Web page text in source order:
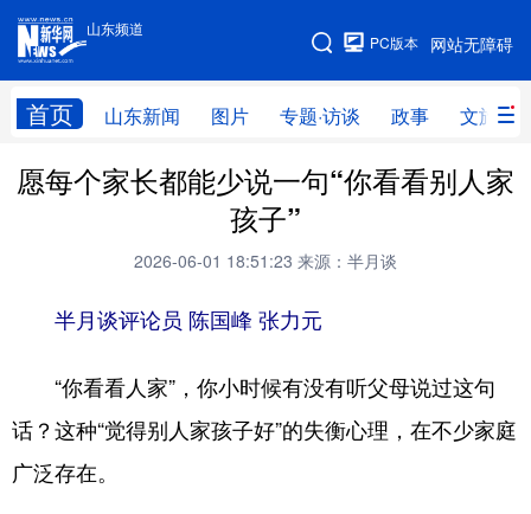
山东频道
网站无障碍
PC版本
首页 山东新闻 图片 专题·访谈 政事 文旅
手机版
网站地图
学习进行时 高层 时政 人事
全球连线
科技 科普 体育
健康 军事 访谈 视频
图片 中央文件 金融 汽车
食品
愿每个家长都能少说一句“你看看别人家
孩子”
2026-06-01 18:51:23 来源：半月谈
半月谈评论员 陈国峰 张力元
“你看看人家”，你小时候有没有听父母说过这句
话？这种“觉得别人家孩子好”的失衡心理，在不少家庭
广泛存在。